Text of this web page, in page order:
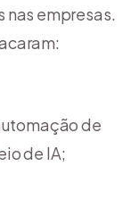
nas empresas.
de
de IA;